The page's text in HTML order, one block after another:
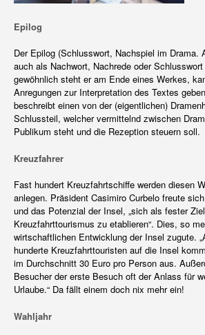
Epilog
Der Epilog (Schlusswort, Nachspiel im Drama.
auch als Nachwort, Nachrede oder
gewöhnlich steht er am Ende eines Werkes,
Anregungen zur Interpretation des Textes
beschreibt einen von der (eigentlichen)
Schlussteil, welcher vermittelnd zwischen
Publikum steht und die Rezeption steuern soll.
Kreuzfahrer
Fast hundert Kreuzfahrtschiffe werden diesen
anlegen. Präsident Casimiro Curbelo freute
und das Potenzial der Insel, „sich als fester
Kreuzfahrttourismus zu etablieren“. Dies, so
wirtschaftlichen Entwicklung der Insel zugute.
hunderte Kreuzfahrttouristen auf die Insel
im Durchschnitt 30 Euro pro Person aus.
Besucher der erste Besuch oft der Anlass für
Urlaube.“ Da fällt einem doch nix mehr ein!
Wahljahr